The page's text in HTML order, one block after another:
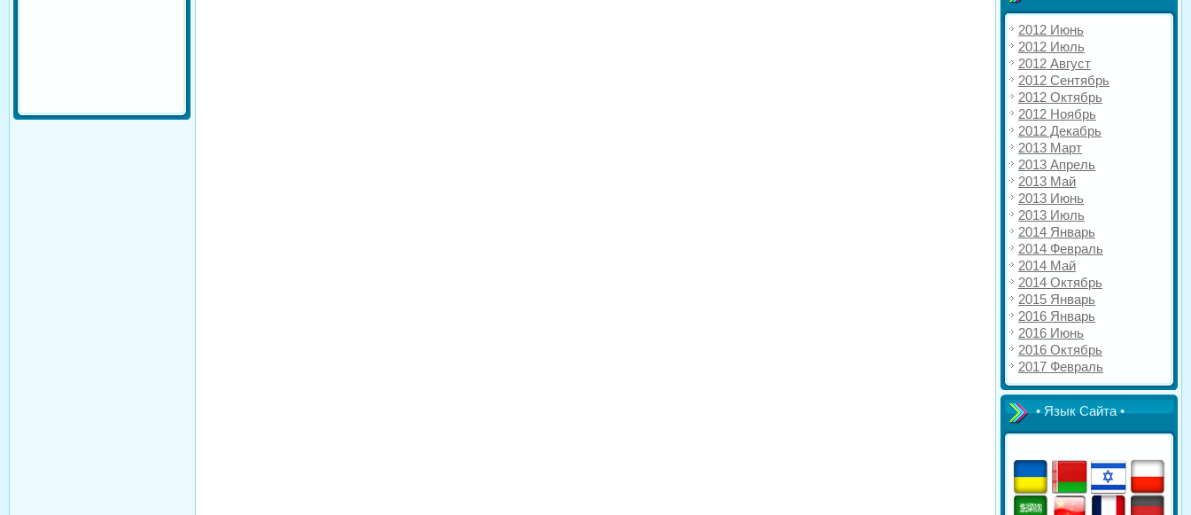
2012 Июнь
2012 Июль
2012 Август
2012 Сентябрь
2012 Октябрь
2012 Ноябрь
2012 Декабрь
2013 Март
2013 Апрель
2013 Май
2013 Июнь
2013 Июль
2014 Январь
2014 Февраль
2014 Май
2014 Октябрь
2015 Январь
2016 Январь
2016 Июнь
2016 Октябрь
2017 Февраль
• Язык Сайта •